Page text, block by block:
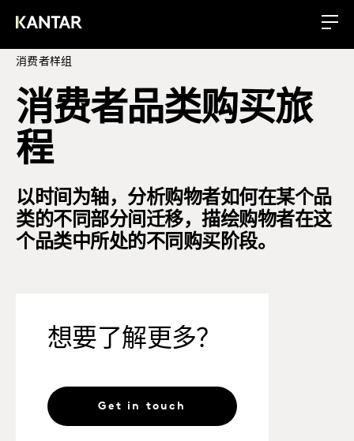
消费者样组
消费者品类购买旅
程
以时间为轴，分析购物者如何在某个品
类的不同部分间迁移，描绘购物者在这
个品类中所处的不同购买阶段。
想要了解更多？
Get in touch